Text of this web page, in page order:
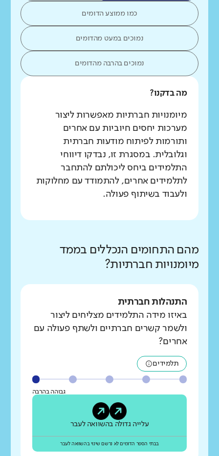
כמו ממוצע הדומים
נמוכים במעט מהדומים
נמוכים בהרבה מהדומים
מה בדקנו?
מיומנויות חברתיות מאפשרות ליצור
מערכות יחסים חיוביות עם אחרים
ותורמות לפיתוח מודעות חברתית
וגלובלית. במסגרת זו, נבדקו דיווחי
התלמידים ביחס ליכולתם להתחבר
לתלמידים אחרים, להתמודד עם מחלוקות
ולעבוד בשיתוף פעולה.
מהם התחומים הנכללים בממד
מיומנויות חברתיות?
התנהלות חברתית
באיזו מידה התלמידים מצליחים ליצור
ולשמר קשרים חברתיים ולשתף פעולה עם
אחרים?
תלמידים
גבוהה בהרבה
עלייה גדולה בהשוואה לעבר
בבתי הספר הדומים לא נרשם שינוי בהשוואה לעבר